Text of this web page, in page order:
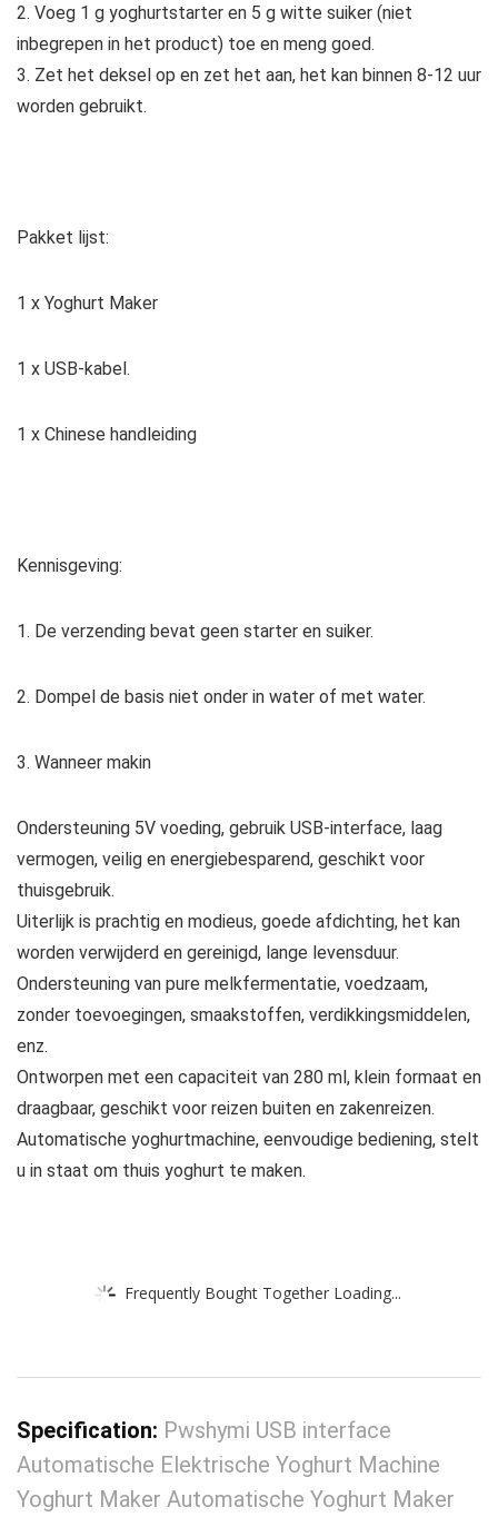
2. Voeg 1 g yoghurtstarter en 5 g witte suiker (niet
inbegrepen in het product) toe en meng goed.
3. Zet het deksel op en zet het aan, het kan binnen 8-12 uur
worden gebruikt.
Pakket lijst:
1 x Yoghurt Maker
1 x USB-kabel.
1 x Chinese handleiding
Kennisgeving:
1. De verzending bevat geen starter en suiker.
2. Dompel de basis niet onder in water of met water.
3. Wanneer makin
Ondersteuning 5V voeding, gebruik USB-interface, laag
vermogen, veilig en energiebesparend, geschikt voor
thuisgebruik.
Uiterlijk is prachtig en modieus, goede afdichting, het kan
worden verwijderd en gereinigd, lange levensduur.
Ondersteuning van pure melkfermentatie, voedzaam,
zonder toevoegingen, smaakstoffen, verdikkingsmiddelen,
enz.
Ontworpen met een capaciteit van 280 ml, klein formaat en
draagbaar, geschikt voor reizen buiten en zakenreizen.
Automatische yoghurtmachine, eenvoudige bediening, stelt
u in staat om thuis yoghurt te maken.
Frequently Bought Together Loading...
Specification: Pwshymi USB interface
Automatische Elektrische Yoghurt Machine
Yoghurt Maker Automatische Yoghurt Maker